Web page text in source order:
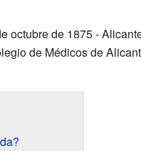
octubre de 1875 -
de Médicos de